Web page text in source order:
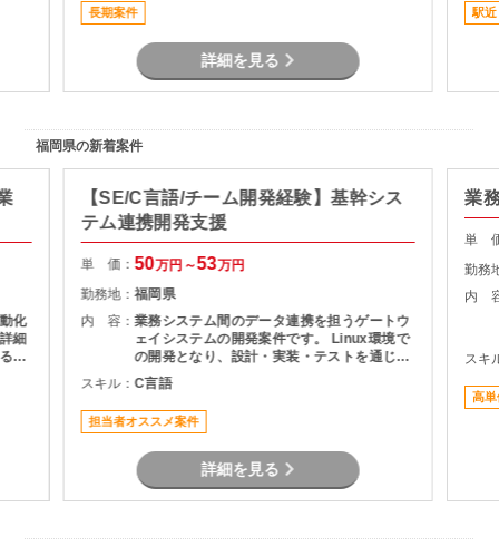
長期案件
詳細を見る
駅近
福岡県の新着案件
化
細
こ
【SE/C言語/チーム開発経験】基幹シス
テム連携開発支援
単 価：50万円～53万円
勤務地：福岡県
内 容：業務システム間のデータ連携を担うゲートウ
ェイシステムの開発案件です。 Linux環境で
の開発となり、設計・実装・テストを通じて
システムの安定稼働を支える役割を担当いた
だきます。 長期案件のため、腰を据えて開発
に携わりたい方におすすめです。
スキル：C言語
担当者オススメ案件
詳細を見る
業
単
勤務
内
スキ
高単